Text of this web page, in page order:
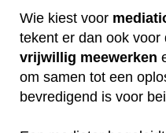
Wie kiest voor
tekent er dan ook voor
vrijwillig meewerken
om samen tot een
bevredigend is voor